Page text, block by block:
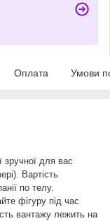
Оплата Умови
зручної для вас
Вартість
по телу.
фігуру під час
вантажу лежить на